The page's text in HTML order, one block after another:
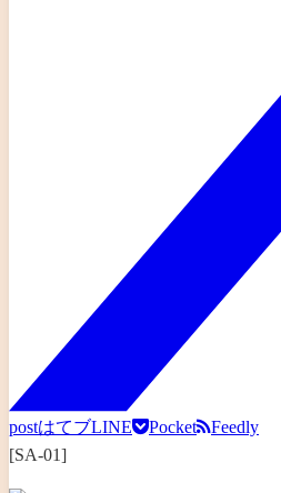
postはてブLINE Pocket
Feedly
[SA-01]